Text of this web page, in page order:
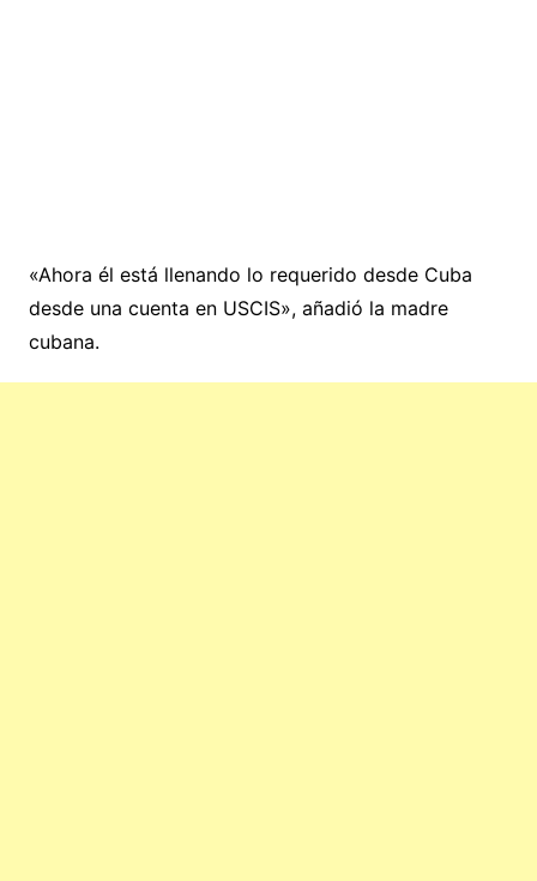
«Ahora él está llenando lo requerido desde Cuba
desde una cuenta en USCIS», añadió la madre
cubana.